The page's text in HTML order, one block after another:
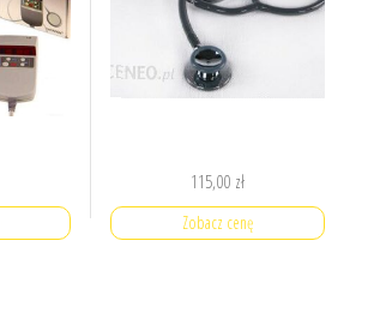
115,00 zł
Zobacz cenę